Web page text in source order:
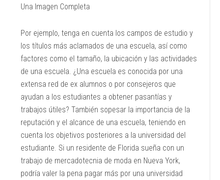
Una Imagen Completa
Por ejemplo, tenga en cuenta los campos de estudio y
los títulos más aclamados de una escuela, así como
factores como el tamaño, la ubicación y las actividades
de una escuela. ¿Una escuela es conocida por una
extensa red de ex alumnos o por consejeros que
ayudan a los estudiantes a obtener pasantías y
trabajos útiles? También sopesar la importancia de la
reputación y el alcance de una escuela, teniendo en
cuenta los objetivos posteriores a la universidad del
estudiante. Si un residente de Florida sueña con un
trabajo de mercadotecnia de moda en Nueva York,
podría valer la pena pagar más por una universidad